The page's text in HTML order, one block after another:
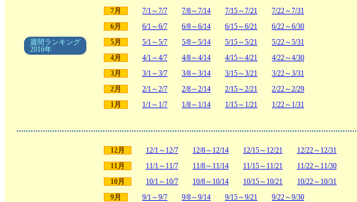
週間ランキング
2016年
7月
7/1～7/7 7/8～7/14 7/15～7/21
7/22～7/31
6月
6/1～6/7 6/8～6/14 6/15～6/21
6/22～6/30
5月
5/1～5/7 5/8～5/14 5/15～5/21
5/22～5/31
4月
4/1～4/7 4/8～4/14 4/15～4/21
4/22～4/30
3月
3/1～3/7 3/8～3/14 3/15～3/21
3/22～3/31
2月
2/1～2/7 2/8～2/14 2/15～2/21
2/22～2/29
1月
1/1～1/7 1/8～1/14 1/15～1/21 1/22～1/31
12月 12/1～12/7 12/8～12/14 12/15～12/21
12/22～12/31
11月
11/1～11/7 11/8～11/14 11/15～11/21
11/22～11/30
10月
10/1～10/7 10/8～10/14 10/15～10/21
10/22～10/31
9月
9/1～9/7 9/8～9/14 9/15～9/21
9/22～9/30